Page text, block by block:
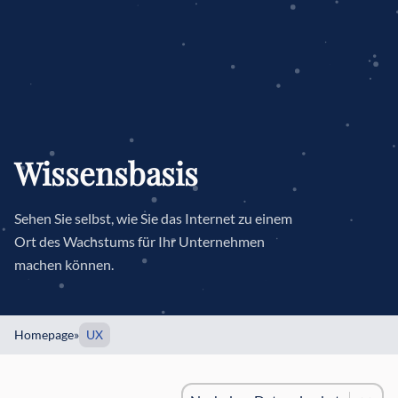
Wissensbasis
Sehen Sie selbst, wie Sie das Internet zu einem
Ort des Wachstums für Ihr Unternehmen
machen können.
Homepage» UX
Sortierung
#!trpst#trp-gettext data-